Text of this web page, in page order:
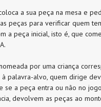
a sua peça na mesa e
peças para verificar quem
a peça inicial, isto é, que
por uma criança
palavra-alvo, quem dirige
se a peça entra ou não no
devolvem as peças ao